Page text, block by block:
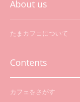
About us
たまカフェについて
Contents
カフェをさがす